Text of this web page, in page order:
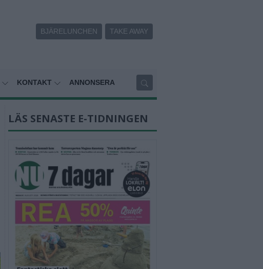
BJÄRELUNCHEN TAKE AWAY
KONTAKT ANNONSERA
LÄS SENASTE E-TIDNINGEN